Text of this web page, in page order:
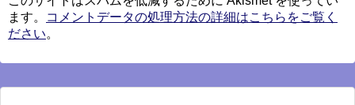
ます。
コメントデータの処理方法の詳細はこちらをご覧く
ださい。